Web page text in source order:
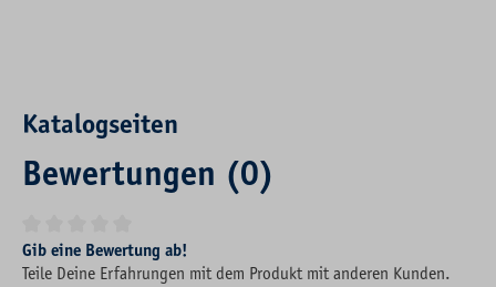
Katalogseiten
Bewertungen (0)
Durchschnittliche Bewertung von 0 von 5 Sternen
Gib eine Bewertung ab!
Teile Deine Erfahrungen mit dem Produkt mit anderen Kunden.